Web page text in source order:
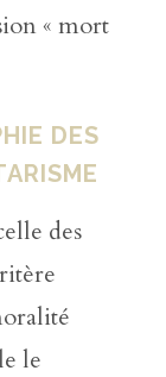
« mort
DES
des
le